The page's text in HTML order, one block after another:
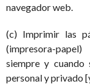
navegador web.
(c) Imprimir las
(impresora-
siempre y cuando
personal y privado